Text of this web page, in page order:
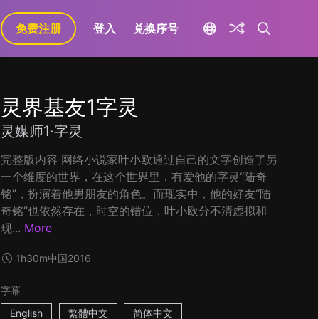
免费注册 登入 兑换序号
灵界基友1字灵
灵媒师1·字灵
完整版内容 网络小说家叶小欧通过自己的文字创造了另
一个维度的世界，在这个世界里，有爱他的字灵“陆奇
铭”，扮演着他男朋友的角色。而现实中，他的好友“陆
奇铭”也依然存在，时空的错位，叶小欧分不清虚拟和
现... More
1h30m中国2016
字幕
English
繁體中文 简体中文